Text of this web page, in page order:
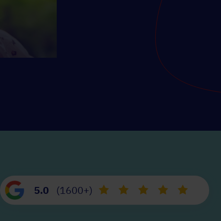
5.0 (1600+)